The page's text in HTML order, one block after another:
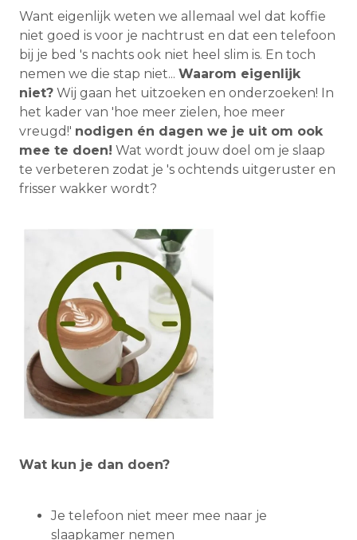
Want eigenlijk weten we allemaal wel dat koffie
niet goed is voor je nachtrust en dat een telefoon
bij je bed 's nachts ook niet heel slim is. En toch
nemen we die stap niet... Waarom eigenlijk
niet? Wij gaan het uitzoeken en onderzoeken! In
het kader van 'hoe meer zielen, hoe meer
vreugd!' nodigen én dagen we je uit om ook
mee te doen! Wat wordt jouw doel om je slaap
te verbeteren zodat je 's ochtends uitgeruster en
frisser wakker wordt?
Wat kun je dan doen?
Je telefoon niet meer mee naar je
slaapkamer nemen